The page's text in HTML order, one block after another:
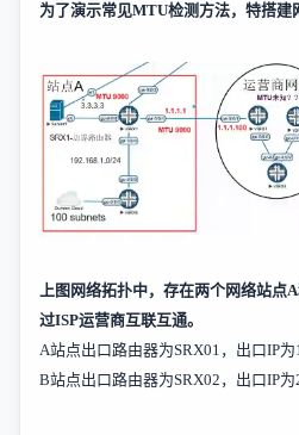
为了演示常见MTU检测方法，特搭建
上图网络拓扑中，存在两个网络站点A
过ISP运营商互联互通。
A站点出口路由器为SRX01 ，出口IP为
B站点出口路由器为SRX02 ，出口IP为